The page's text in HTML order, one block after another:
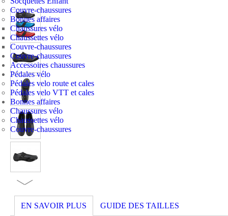
Couvre-chaussures
Bonnes affaires
Chaussures vélo
Chaussettes vélo
Couvre-chaussures
Couvre-chaussures
Accessoires chaussures
Pédales vélo
Pédales velo route et cales
Pédales velo VTT et cales
Bonnes affaires
Chaussures vélo
Chaussettes vélo
Couvre-chaussures
EN SAVOIR PLUS GUIDE DES TAILLES